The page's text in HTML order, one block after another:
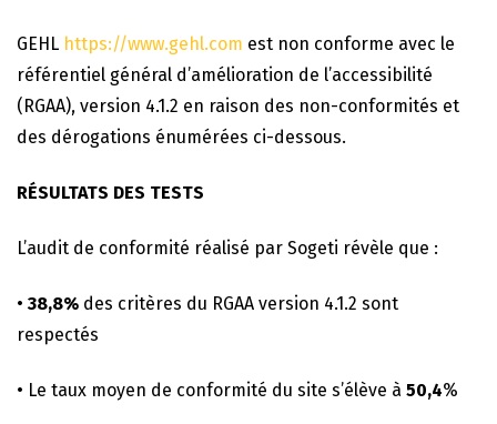
GEHL https://www.gehl.com est non conforme avec le
référentiel général d’amélioration de l’accessibilité
(RGAA), version 4.1.2 en raison des non-conformités et
des dérogations énumérées ci-dessous.
RÉSULTATS DES TESTS
L’audit de conformité réalisé par Sogeti révèle que :
• 38,8% des critères du RGAA version 4.1.2 sont
respectés
• Le taux moyen de conformité du site s’élève à 50,4%